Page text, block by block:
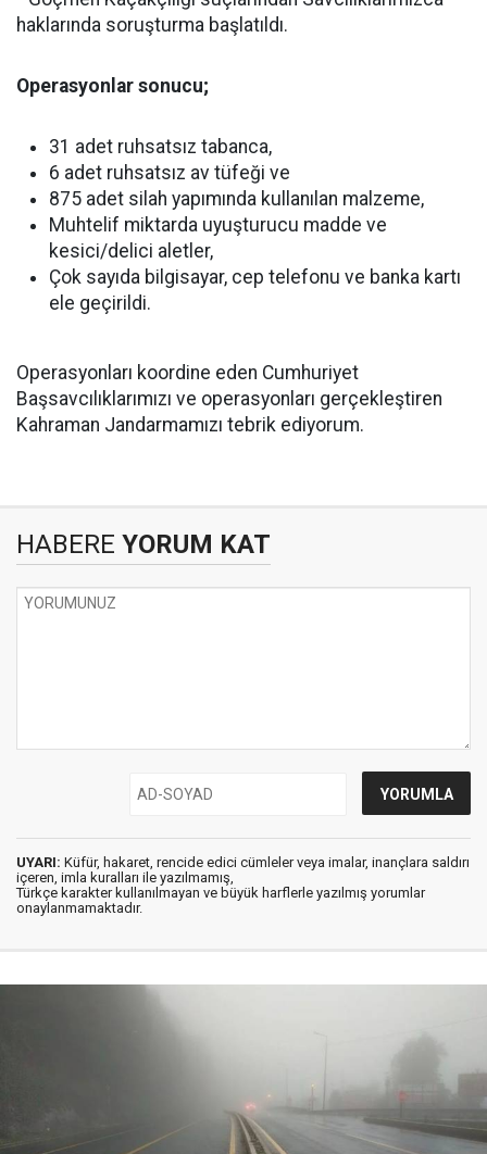
haklarında soruşturma başlatıldı.
Operasyonlar sonucu;
31 adet ruhsatsız tabanca,
6 adet ruhsatsız av tüfeği ve
875 adet silah yapımında kullanılan malzeme,
Muhtelif miktarda uyuşturucu madde ve
kesici/delici aletler,
Çok sayıda bilgisayar, cep telefonu ve banka kartı
ele geçirildi.
Operasyonları koordine eden Cumhuriyet
Başsavcılıklarımızı ve operasyonları gerçekleştiren
Kahraman Jandarmamızı tebrik ediyorum.
HABERE YORUM KAT
UYARI: Küfür, hakaret, rencide edici cümleler veya imalar, inançlara saldırı
içeren, imla kuralları ile yazılmamış,
Türkçe karakter kullanılmayan ve büyük harflerle yazılmış yorumlar
onaylanmamaktadır.